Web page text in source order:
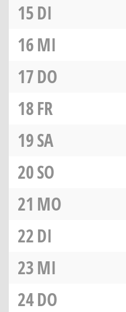
15DI
16MI
17DO
18FR
19SA
20SO
21 MO
22DI
23MI
24DO